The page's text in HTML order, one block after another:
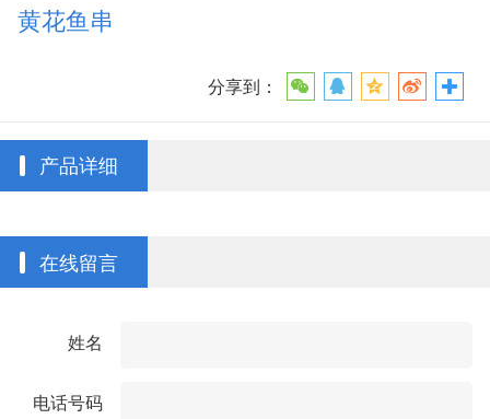
黄花鱼串
分享到：
产品详细
在线留言
姓名
电话号码